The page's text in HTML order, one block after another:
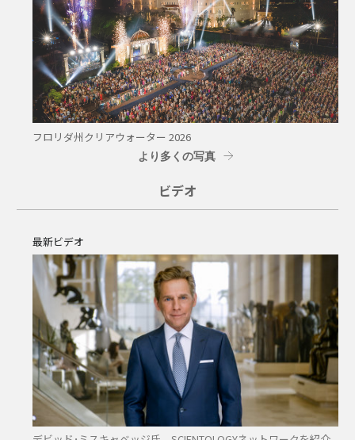
フロリダ州クリアウォーター 2026
より多くの写真
ビデオ
最新ビデオ